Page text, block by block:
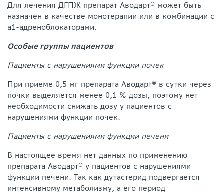
Для лечения ДГПЖ препарат Аводарт® может быть
назначен в качестве монотерапии или в комбинации с
а1-адреноблокаторами.
Особые группы пациентов
Пациенты с нарушениями функции почек
При приеме 0,5 мг препарата Аводарт® в сутки через
почки выделяется менее 0,1 % дозы, поэтому нет
необходимости снижать дозу у пациентов с
нарушениями функции почек.
Пациенты с нарушениями функции печени
В настоящее время нет данных по применению
препарата Аводарт® у пациентов с нарушениями
функции печени. Так как дутастерид подвергается
интенсивному метаболизму, а его период